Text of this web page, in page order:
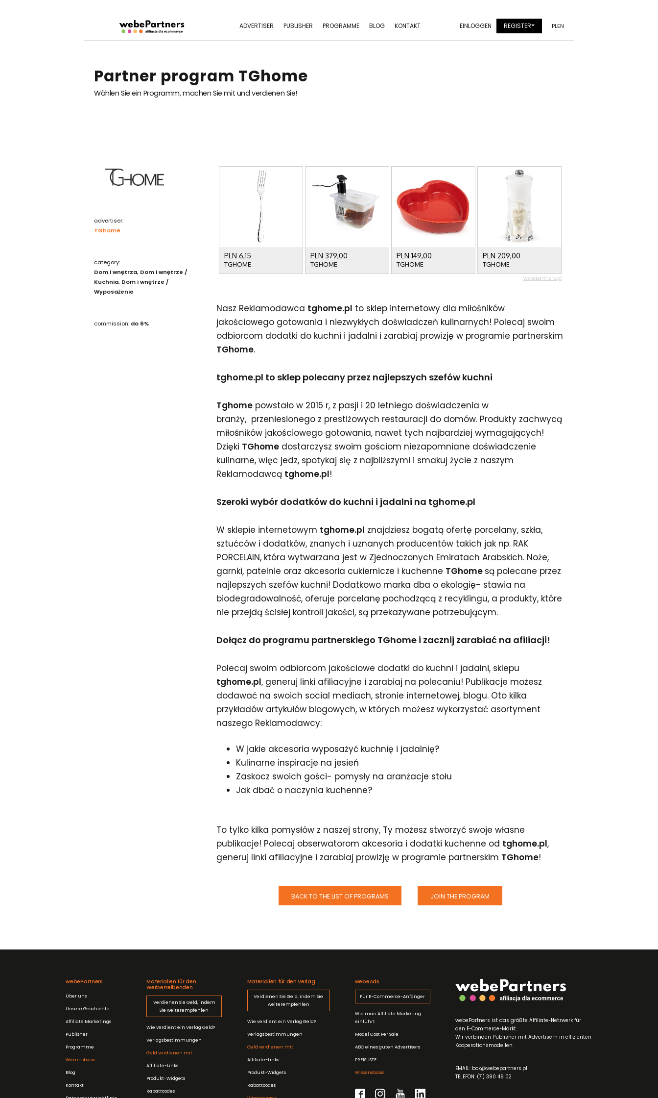
PLEN
EINLOGGEN REGISTER
ADVERTISER PUBLISHER PROGRAMME BLOG KONTAKT
Partner program TGhome
Wählen Sie ein Programm, machen Sie mit und verdienen Sie!
advertiser:
TGhome
category:
Dom i wnętrza Dom i wnętrze /
Kuchnia Dom i wnętrze /
Wyposażenie
commission: do 6%
Nasz Reklamodawca tghome.pl to sklep internetowy dla miłośników
jakościowego gotowania i niezwykłych doświadczeń kulinarnych! Polecaj swoim
odbiorcom dodatki do kuchni i jadalni i zarabiaj prowizję w programie partnerskim
TGhome.
tghome.pl to sklep polecany przez najlepszych szefów kuchni
Tghome powstało w 2015 r, z pasji i 20 letniego doświadczenia w
branży, przeniesionego z prestiżowych restauracji do domów. Produkty zachwycą
miłośników jakościowego gotowania, nawet tych najbardziej wymagających!
Dzięki TGhome dostarczysz swoim gościom niezapomniane doświadczenie
kulinarne, więc jedz, spotykaj się z najbliższymi i smakuj życie z naszym
Reklamodawcą tghome.pl!
Szeroki wybór dodatków do kuchni i jadalni na tghome.pl
W sklepie internetowym tghome.pl znajdziesz bogatą ofertę porcelany, szkła,
sztućców i dodatków, znanych i uznanych producentów takich jak np. RAK
PORCELAIN, która wytwarzana jest w Zjednoczonych Emiratach Arabskich. Noże,
garnki, patelnie oraz akcesoria cukiernicze i kuchenne TGhome są polecane przez
najlepszych szefów kuchni! Dodatkowo marka dba o ekologię- stawia na
biodegradowalność, oferuje porcelanę pochodzącą z recyklingu, a produkty, które
nie przejdą ścisłej kontroli jakości, są przekazywane potrzebującym.
Dołącz do programu partnerskiego TGhome i zacznij zarabiać na afiliacji!
Polecaj swoim odbiorcom jakościowe dodatki do kuchni i jadalni, sklepu
tghome.pl, generuj linki afiliacyjne i zarabiaj na polecaniu! Publikacje możesz
dodawać na swoich social mediach, stronie internetowej, blogu. Oto kilka
przykładów artykułów blogowych, w których możesz wykorzystać asortyment
naszego Reklamodawcy:
W jakie akcesoria wyposażyć kuchnię i jadalnię?
Kulinarne inspiracje na jesień
Zaskocz swoich gości- pomysły na aranżacje stołu
Jak dbać o naczynia kuchenne?
To tylko kilka pomysłów z naszej strony, Ty możesz stworzyć swoje własne
publikacje! Polecaj obserwatorom akcesoria i dodatki kuchenne od tghome.pl,
generuj linki afiliacyjne i zarabiaj prowizję w programie partnerskim TGhome!
BACK TO THE LIST OF PROGRAMS JOIN THE PROGRAM
webePartners
Über uns
Unsere Geschichte
Affiliate Marketings
Publisher
Programme
Wissensbasis
Blog
Kontakt
Materialien für den
Werbetreibenden
Verdienen Sie Geld, indem
Sie weiterempfehlen
Wie verdient ein Verlag Geld?
Verlagsbestimmungen
Geld verdienen mit
Affiliate-Links
Produkt-Widgets
Rabattcodes
Materialien für den Verlag
Verdienen Sie Geld, indem Sie
weiterempfehlen
Wie verdient ein Verlag Geld?
Verlagsbestimmungen
Geld verdienen mit
Affiliate-Links
Produkt-Widgets
Rabattcodes
webeAds
Für E-Commerce-Anfänger
Wie man Affiliate Marketing
einführt
Model Cost Per Sale
ABC eines guten Advertisers
PREISLISTE
Wissensbasis
webePartners ist das größte Affiliate-Netzwerk für
den E-Commerce-Markt.
Wir verbinden Publisher mit Advertisern in effizienten
Kooperationsmodellen.
EMAIL: bok@webepartners.pl
TELEFON: (71) 390 49 02